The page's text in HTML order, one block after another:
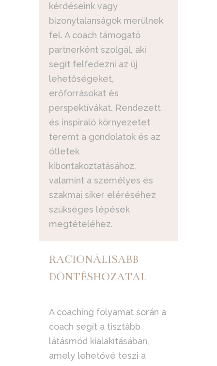
kérdéseink vagy
bizonytalanságok merülnek
fel. A coach támogató
partnerként szolgál, aki
segít felfedezni az új
lehetőségeket,
erőforrásokat és
perspektívákat. Rendezett
és inspiráló környezetet
teremt a gondolatok és az
ötletek
kibontakoztatásához,
valamint a személyes és
szakmai siker eléréséhez
szükséges lépések
megtételéhez.
RACIONÁLISABB
DÖNTÉSHOZATAL
A coaching folyamat során a
coach segít a tisztább
látásmód kialakításában,
amely lehetővé teszi a